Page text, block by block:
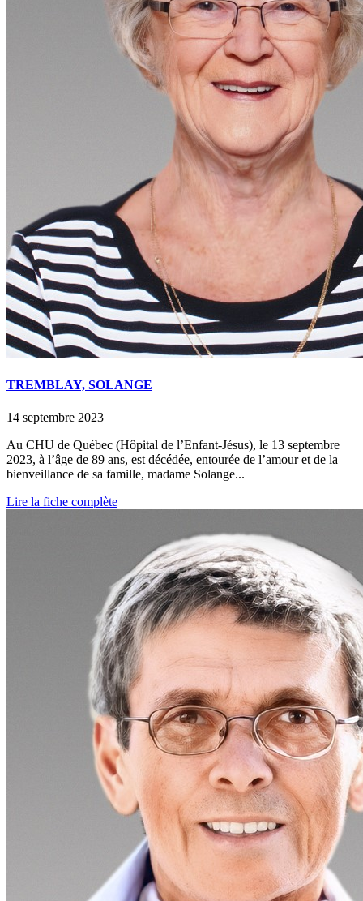
TREMBLAY, SOLANGE
14 septembre 2023
Au CHU de Québec (Hôpital de l’Enfant-Jésus), le 13 septembre
2023, à l’âge de 89 ans, est décédée, entourée de l’amour et de la
bienveillance de sa famille, madame Solange...
Lire la fiche complète